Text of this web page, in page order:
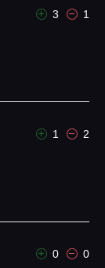
3 1
1 2
0 0